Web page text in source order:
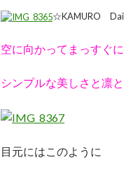
☆KAMURO
空に向かってまっすぐ
シンプルな美しさと凛
目元にはこのように